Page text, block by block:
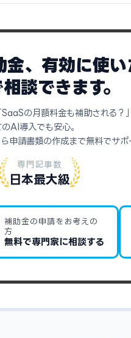
、有効に使い
談できます。
の月額料金も補助される？」
AI導入でも安心。
申請書類の作成まで無料でサポ
専門記事数
日本最大級
補助金の申請をお考えの
方
無料で専門家に相談する